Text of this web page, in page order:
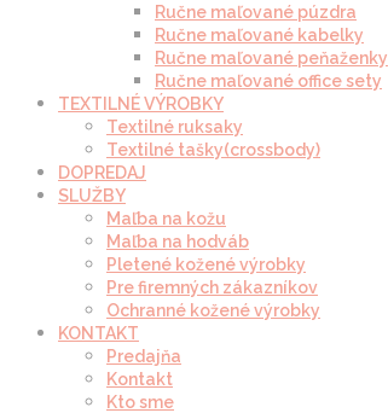
Ručne maľované púzdra
Ručne maľované kabelky
Ručne maľované peňaženky
Ručne maľované office sety
TEXTILNÉ VÝROBKY
Textilné ruksaky
Textilné tašky(crossbody)
DOPREDAJ
SLUŽBY
Maľba na kožu
Maľba na hodváb
Pletené kožené výrobky
Pre firemných zákazníkov
Ochranné kožené výrobky
KONTAKT
Predajňa
Kontakt
Kto sme